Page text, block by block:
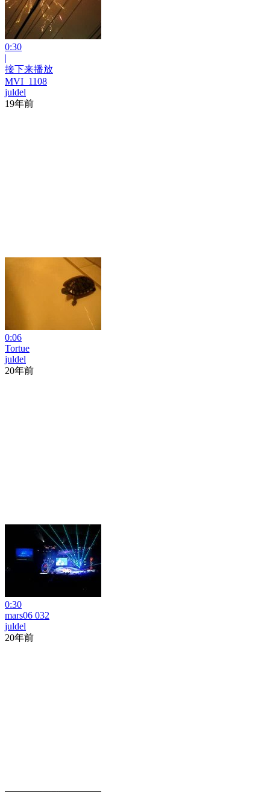
0:30
|
接下来播放
MVI_1108
juldel
19年前
0:06
Tortue
juldel
20年前
0:30
mars06 032
juldel
20年前